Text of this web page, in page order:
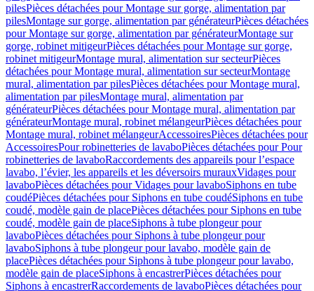
pilesPièces détachées pour Montage sur gorge, alimentation par
pilesMontage sur gorge, alimentation par générateurPièces détachées
pour Montage sur gorge, alimentation par générateurMontage sur
gorge, robinet mitigeurPièces détachées pour Montage sur gorge,
robinet mitigeurMontage mural, alimentation sur secteurPièces
détachées pour Montage mural, alimentation sur secteurMontage
mural, alimentation par pilesPièces détachées pour Montage mural,
alimentation par pilesMontage mural, alimentation par
générateurPièces détachées pour Montage mural, alimentation par
générateurMontage mural, robinet mélangeurPièces détachées pour
Montage mural, robinet mélangeurAccessoiresPièces détachées pour
AccessoiresPour robinetteries de lavaboPièces détachées pour Pour
robinetteries de lavaboRaccordements des appareils pour l’espace
lavabo, l’évier, les appareils et les déversoirs murauxVidages pour
lavaboPièces détachées pour Vidages pour lavaboSiphons en tube
coudéPièces détachées pour Siphons en tube coudéSiphons en tube
coudé, modèle gain de placePièces détachées pour Siphons en tube
coudé, modèle gain de placeSiphons à tube plongeur pour
lavaboPièces détachées pour Siphons à tube plongeur pour
lavaboSiphons à tube plongeur pour lavabo, modèle gain de
placePièces détachées pour Siphons à tube plongeur pour lavabo,
modèle gain de placeSiphons à encastrerPièces détachées pour
Siphons à encastrerRaccordements de lavaboPièces détachées pour